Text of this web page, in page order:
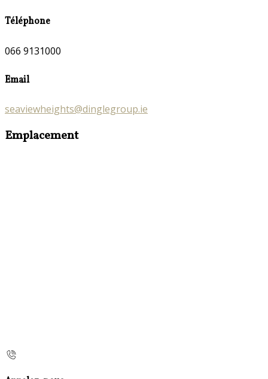
Téléphone
066 9131000
Email
seaviewheights@dinglegroup.ie
Emplacement